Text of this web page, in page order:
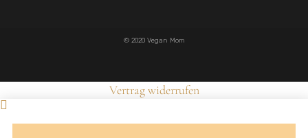
© 2020 Vegan Mom
Vertrag widerrufen